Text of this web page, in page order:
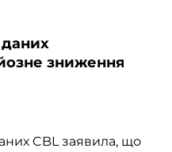
даних
зниження
CBL заявила, що